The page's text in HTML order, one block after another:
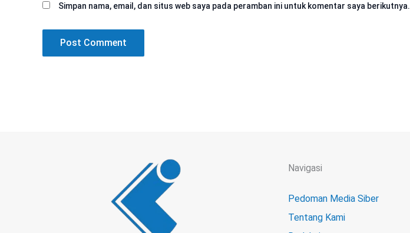
Simpan nama, email, dan situs web saya pada peramban ini untuk komentar saya berikutnya.
Navigasi
Pedoman Media Siber
Tentang Kami